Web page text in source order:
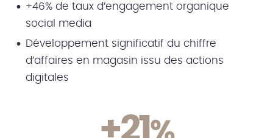
+46% de taux d’engagement organique
social media
Développement significatif du chiffre
d’affaires en magasin issu des actions
digitales
+21